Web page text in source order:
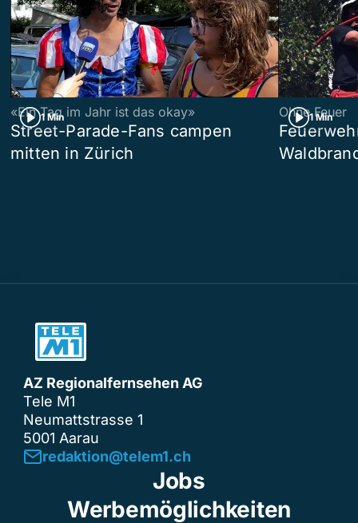
1 Min
«Ein Tag im Jahr ist das okay»
Street-Parade-Fans campen
mitten in Zürich
1 Min
Ohne Feuer
AZ Regionalfernsehen AG
Tele M1
Neumattstrasse 1
5001 Aarau
redaktion@telem1.ch
Jobs
Werbemöglichkeiten